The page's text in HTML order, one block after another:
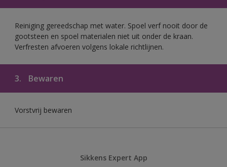
Reiniging gereedschap met water. Spoel verf nooit door de
gootsteen en spoel materialen niet uit onder de kraan.
Verfresten afvoeren volgens lokale richtlijnen.
3. Bewaren
Vorstvrij bewaren
Sikkens Expert App